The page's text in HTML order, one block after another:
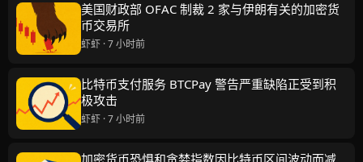
美国财政部 OFAC 制裁 2 家与伊朗有关的加密货
币交易所
虾虾 · 7 小时前
比特币支付服务 BTCPay 警告严重缺陷正受到积
极攻击
虾虾 · 7 小时前
加密货币恐惧和贪婪指数因比特币区间波动而减